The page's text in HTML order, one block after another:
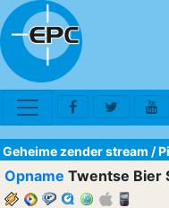
Geheime zender stream /
Opname Twentse Bier